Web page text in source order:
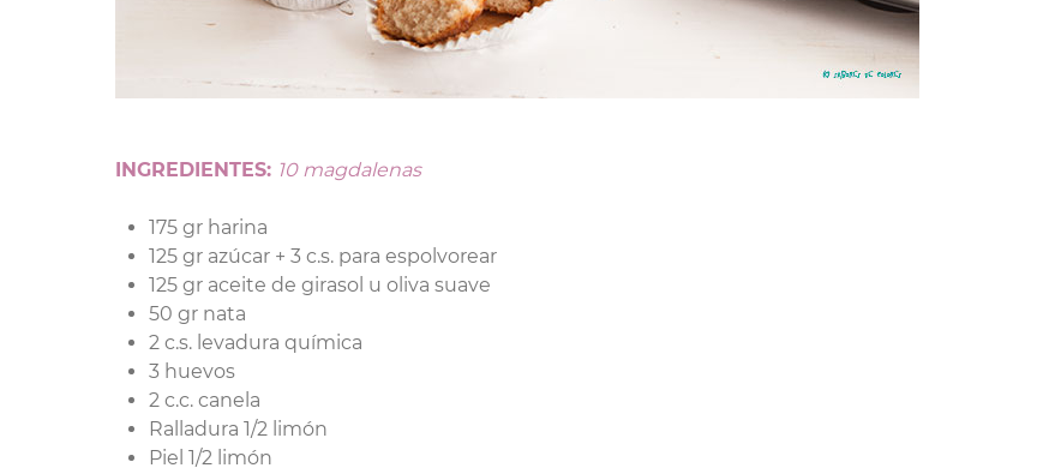
INGREDIENTES: 10 magdalenas
175 gr harina
125 gr azúcar + 3 c.s. para espolvorear
125 gr aceite de girasol u oliva suave
50 gr nata
2 c.s. levadura química
3 huevos
2 c.c. canela
Ralladura 1/2 limón
Piel 1/2 limón